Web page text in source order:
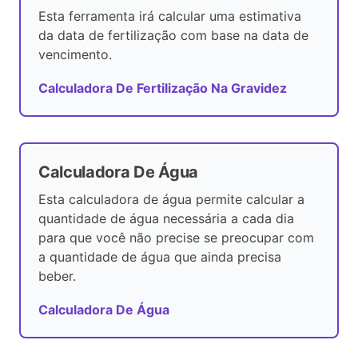
Esta ferramenta irá calcular uma estimativa
da data de fertilização com base na data de
vencimento.
Calculadora De Fertilização Na Gravidez
Calculadora De Água
Esta calculadora de água permite calcular a
quantidade de água necessária a cada dia
para que você não precise se preocupar com
a quantidade de água que ainda precisa
beber.
Calculadora De Água